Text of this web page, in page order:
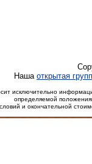
Наша открытая
исключительно
определяемой
и окончательной